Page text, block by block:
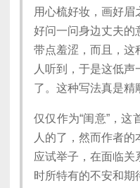
用心梳好妆，画好眉
好问一问身边丈夫的
带点羞涩，而且，这
人听到，于是这低
了。这种写法真是精
仅仅作为“闺意”，这
人的了，然而作者
应试举子，在面临关
时所特有的不安和期